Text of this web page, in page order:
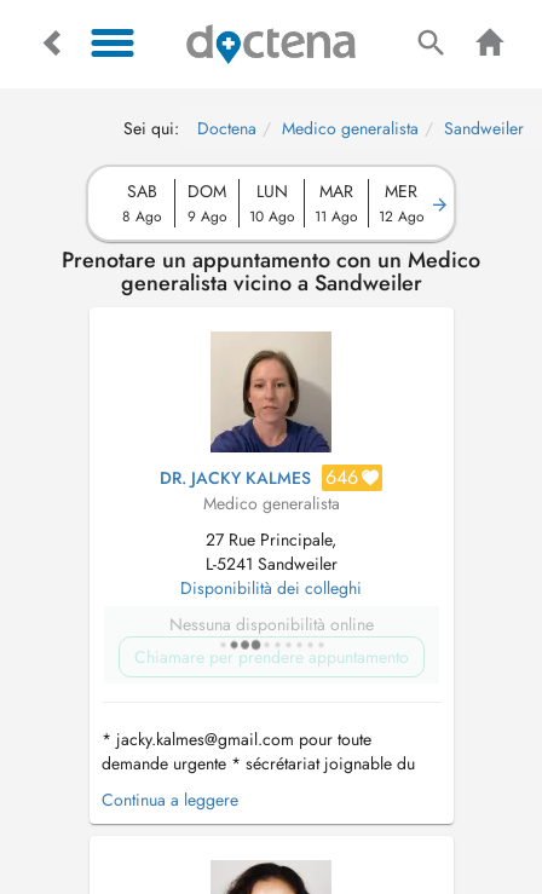
Sei qui: Doctena Medico generalista Sandweiler
SAB
8 Ago
DOM
9 Ago
LUN
10 Ago
MAR
11 Ago
MER
12 Ago
Prenotare un appuntamento con un Medico
generalista vicino a Sandweiler
DR. JACKY KALMES 646
Medico generalista
27 Rue Principale,
L-5241 Sandweiler
Disponibilità dei colleghi
Nessuna disponibilità online
Chiamare per prendere appuntamento
* jacky.kalmes@gmail.com pour toute
demande urgente * sécrétariat joignable du
lundi-vendredi de 8h-11h au numéro 35 04 56
* horaires des consultations UNIQUEMENT
8h-11h45 et 14h-16h30 - Mer: 8h-11h45 et 14h-
16h30 - Jeu: absente - Ven:...
Continua a leggere